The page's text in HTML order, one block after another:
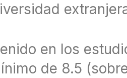
en los
de 8.5